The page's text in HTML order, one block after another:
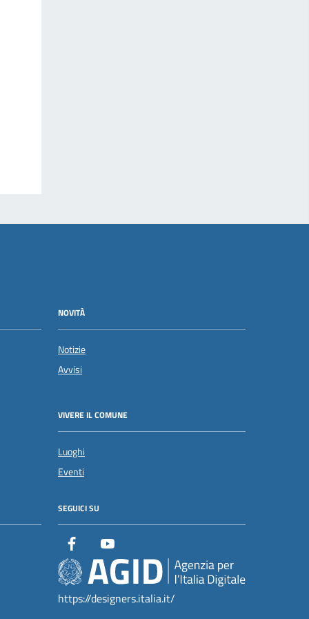
NOVITÀ
Notizie
Avvisi
VIVERE IL COMUNE
Luoghi
Eventi
SEGUICI SU
https://designers.italia.it/